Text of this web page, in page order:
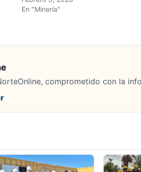
En "Minería"
comprometido con la